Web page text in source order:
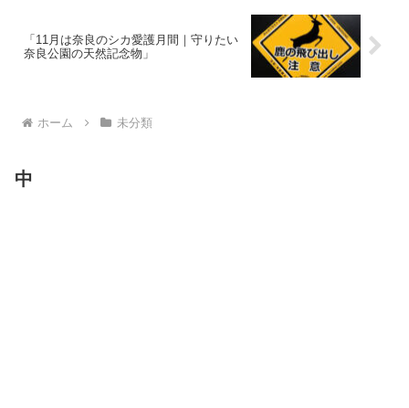
「11月は奈良のシカ愛護月間｜守りたい
奈良公園の天然記念物」
ホーム 未分類
中